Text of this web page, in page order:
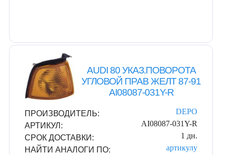
AUDI 80 УКАЗ.ПОВОРОТА
УГЛОВОЙ ПРАВ ЖЕЛТ 87-91
AI08087-031Y-R
ПРОИЗВОДИТЕЛЬ:
DEPO
АРТИКУЛ:
AI08087-031Y-R
СРОК ДОСТАВКИ:
1 дн.
НАЙТИ АНАЛОГИ ПО:
артикулу